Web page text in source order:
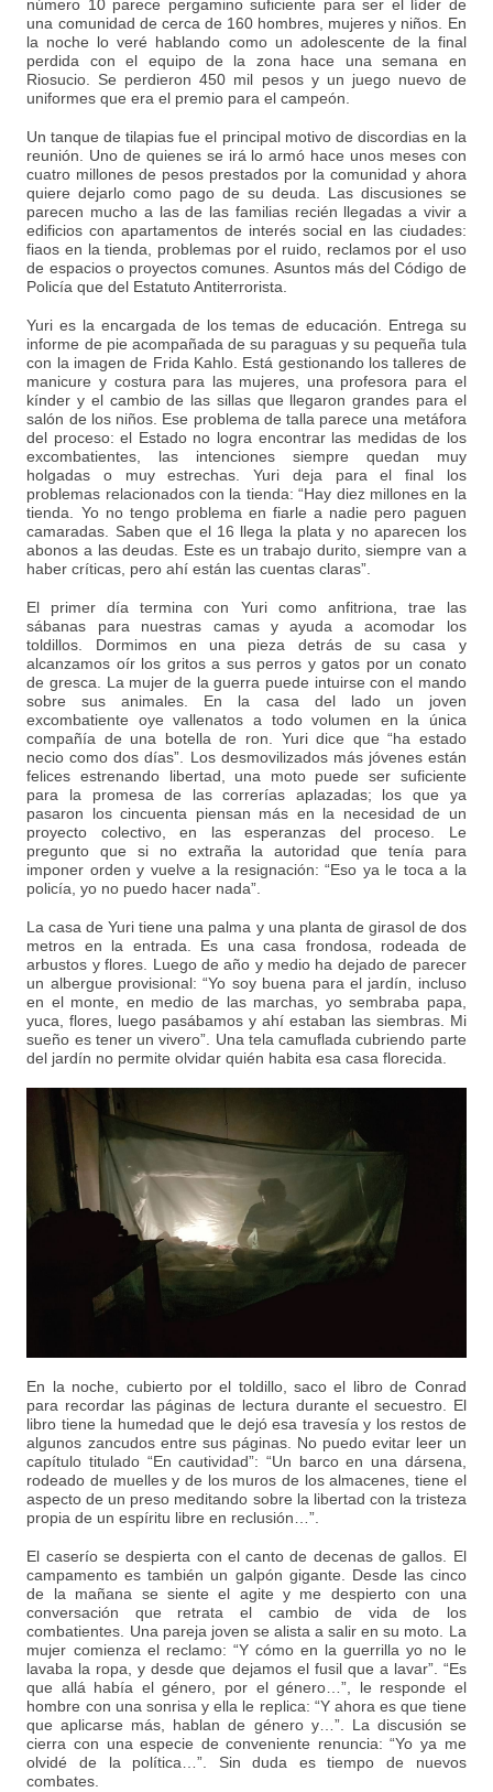
número 10 parece pergamino suficiente para ser el líder de
una comunidad de cerca de 160 hombres, mujeres y niños. En
la noche lo veré hablando como un adolescente de la final
perdida con el equipo de la zona hace una semana en
Riosucio. Se perdieron 450 mil pesos y un juego nuevo de
uniformes que era el premio para el campeón.
Un tanque de tilapias fue el principal motivo de discordias en la
reunión. Uno de quienes se irá lo armó hace unos meses con
cuatro millones de pesos prestados por la comunidad y ahora
quiere dejarlo como pago de su deuda. Las discusiones se
parecen mucho a las de las familias recién llegadas a vivir a
edificios con apartamentos de interés social en las ciudades:
fiaos en la tienda, problemas por el ruido, reclamos por el uso
de espacios o proyectos comunes. Asuntos más del Código de
Policía que del Estatuto Antiterrorista.
Yuri es la encargada de los temas de educación. Entrega su
informe de pie acompañada de su paraguas y su pequeña tula
con la imagen de Frida Kahlo. Está gestionando los talleres de
manicure y costura para las mujeres, una profesora para el
kínder y el cambio de las sillas que llegaron grandes para el
salón de los niños. Ese problema de talla parece una metáfora
del proceso: el Estado no logra encontrar las medidas de los
excombatientes, las intenciones siempre quedan muy
holgadas o muy estrechas. Yuri deja para el final los
problemas relacionados con la tienda: “Hay diez millones en la
tienda. Yo no tengo problema en fiarle a nadie pero paguen
camaradas. Saben que el 16 llega la plata y no aparecen los
abonos a las deudas. Este es un trabajo durito, siempre van a
haber críticas, pero ahí están las cuentas claras”.
El primer día termina con Yuri como anfitriona, trae las
sábanas para nuestras camas y ayuda a acomodar los
toldillos. Dormimos en una pieza detrás de su casa y
alcanzamos oír los gritos a sus perros y gatos por un conato
de gresca. La mujer de la guerra puede intuirse con el mando
sobre sus animales. En la casa del lado un joven
excombatiente oye vallenatos a todo volumen en la única
compañía de una botella de ron. Yuri dice que “ha estado
necio como dos días”. Los desmovilizados más jóvenes están
felices estrenando libertad, una moto puede ser suficiente
para la promesa de las correrías aplazadas; los que ya
pasaron los cincuenta piensan más en la necesidad de un
proyecto colectivo, en las esperanzas del proceso. Le
pregunto que si no extraña la autoridad que tenía para
imponer orden y vuelve a la resignación: “Eso ya le toca a la
policía, yo no puedo hacer nada”.
La casa de Yuri tiene una palma y una planta de girasol de dos
metros en la entrada. Es una casa frondosa, rodeada de
arbustos y flores. Luego de año y medio ha dejado de parecer
un albergue provisional: “Yo soy buena para el jardín, incluso
en el monte, en medio de las marchas, yo sembraba papa,
yuca, flores, luego pasábamos y ahí estaban las siembras. Mi
sueño es tener un vivero”. Una tela camuflada cubriendo parte
del jardín no permite olvidar quién habita esa casa florecida.
En la noche, cubierto por el toldillo, saco el libro de Conrad
para recordar las páginas de lectura durante el secuestro. El
libro tiene la humedad que le dejó esa travesía y los restos de
algunos zancudos entre sus páginas. No puedo evitar leer un
capítulo titulado “En cautividad”: “Un barco en una dársena,
rodeado de muelles y de los muros de los almacenes, tiene el
aspecto de un preso meditando sobre la libertad con la tristeza
propia de un espíritu libre en reclusión…”.
El caserío se despierta con el canto de decenas de gallos. El
campamento es también un galpón gigante. Desde las cinco
de la mañana se siente el agite y me despierto con una
conversación que retrata el cambio de vida de los
combatientes. Una pareja joven se alista a salir en su moto. La
mujer comienza el reclamo: “Y cómo en la guerrilla yo no le
lavaba la ropa, y desde que dejamos el fusil que a lavar”. “Es
que allá había el género, por el género…”, le responde el
hombre con una sonrisa y ella le replica: “Y ahora es que tiene
que aplicarse más, hablan de género y…”. La discusión se
cierra con una especie de conveniente renuncia: “Yo ya me
olvidé de la política…”. Sin duda es tiempo de nuevos
combates.